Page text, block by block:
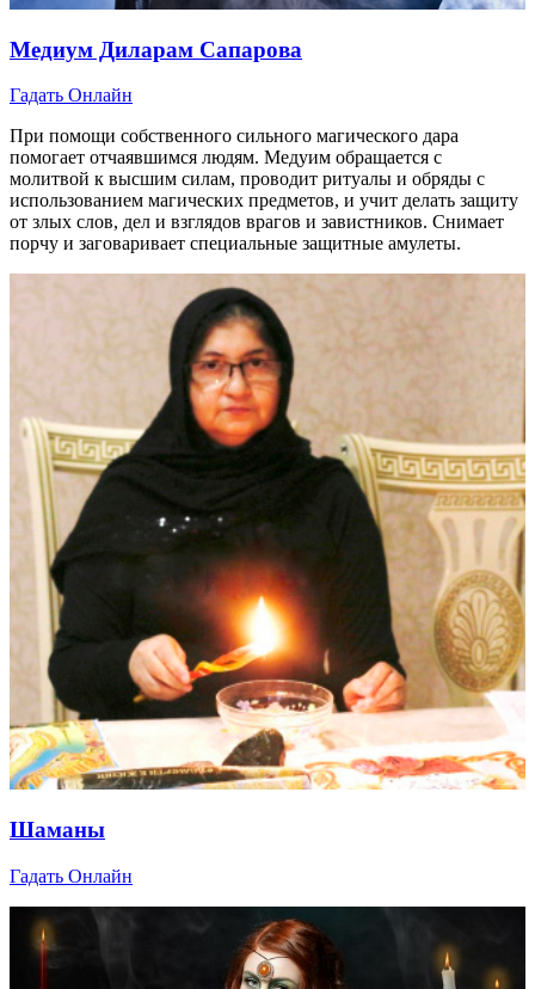
Медиум Диларам Сапарова
Гадать Онлайн
При помощи собственного сильного магического дара
помогает отчаявшимся людям. Медуим обращается с
молитвой к высшим силам, проводит ритуалы и обряды с
использованием магических предметов, и учит делать защиту
от злых слов, дел и взглядов врагов и завистников. Снимает
порчу и заговаривает специальные защитные амулеты.
Шаманы
Гадать Онлайн